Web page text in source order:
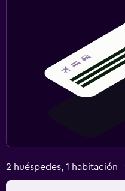
2 huéspedes, 1 habitación